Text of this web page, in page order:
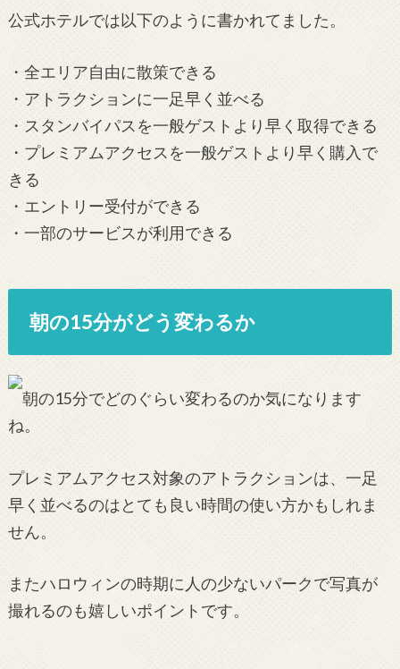
公式ホテルでは以下のように書かれてました。
・全エリア自由に散策できる
・アトラクションに一足早く並べる
・スタンバイパスを一般ゲストより早く取得できる
・プレミアムアクセスを一般ゲストより早く購入で
きる
・エントリー受付ができる
・一部のサービスが利用できる
朝の15分がどう変わるか
朝の15分でどのぐらい変わるのか気になります
ね。
プレミアムアクセス対象のアトラクションは、一足
早く並べるのはとても良い時間の使い方かもしれま
せん。
またハロウィンの時期に人の少ないパークで写真が
撮れるのも嬉しいポイントです。